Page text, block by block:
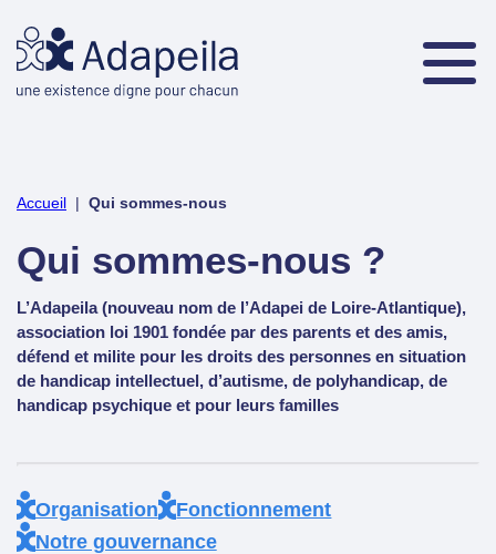
Accueil | Qui sommes-nous
Qui sommes-nous ?
L’Adapeila (nouveau nom de l’Adapei de Loire-Atlantique),
association loi 1901 fondée par des parents et des amis,
défend et milite pour les droits des personnes en situation
de handicap intellectuel, d’autisme, de polyhandicap, de
handicap psychique et pour leurs familles
Organisation
Fonctionnement
Notre gouvernance